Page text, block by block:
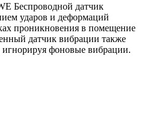
Беспроводной датчик
ударов и деформаций
проникновения в помещение
датчик вибрации также
игнорируя фоновые вибрации.